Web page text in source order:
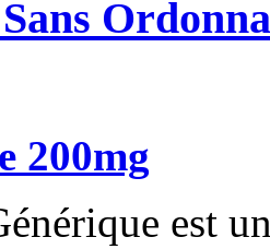
200mg
est